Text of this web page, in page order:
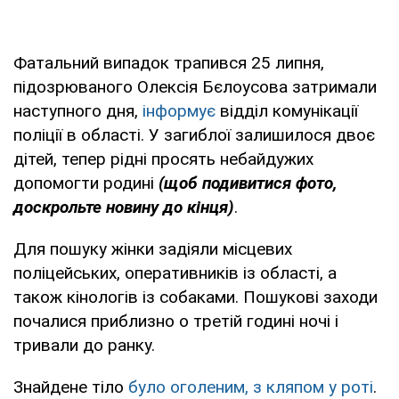
Фатальний випадок трапився 25 липня,
підозрюваного Олексія Бєлоусова затримали
наступного дня, інформує відділ комунікації
поліції в області. У загиблої залишилося двоє
дітей, тепер рідні просять небайдужих
допомогти родині (щоб подивитися фото,
доскрольте новину до кінця).
Для пошуку жінки задіяли місцевих
поліцейських, оперативників із області, а
також кінологів із собаками. Пошукові заходи
почалися приблизно о третій годині ночі і
тривали до ранку.
Знайдене тіло було оголеним, з кляпом у роті.